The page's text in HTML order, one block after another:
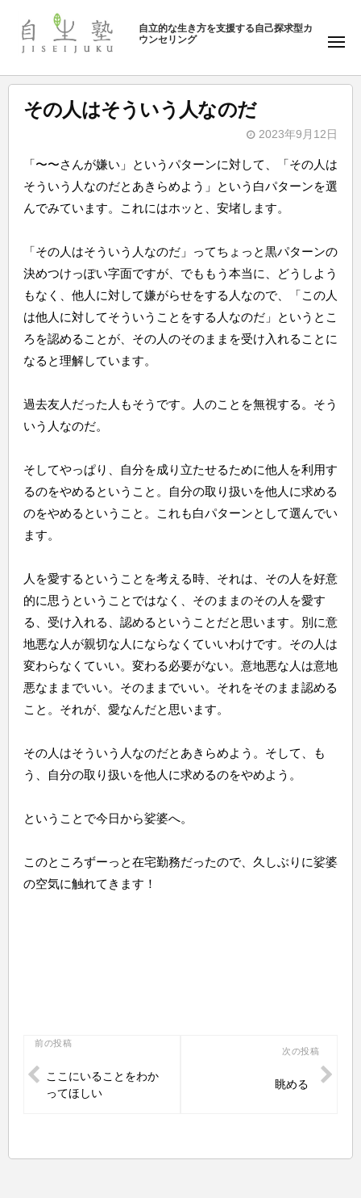
ン
自
塾
自立的な生き方を支援する自己探求型カ
ウンセリング
メ
ュ
ー
その人はそういう人なのだ
2023年9月12日
自
生
「〜〜さんが嫌い」というパターンに対して、「その人は
そういう人なのだとあきらめよう」という白パターンを選
んでみています。これにはホッと、安堵します。
「その人はそういう人なのだ」ってちょっと黒パターンの
決めつけっぽい字面ですが、でももう本当に、どうしよう
もなく、他人に対して嫌がらせをする人なので、「この人
は他人に対してそういうことをする人なのだ」というとこ
ろを認めることが、その人のそのままを受け入れることに
なると理解しています。
過去友人だった人もそうです。人のことを無視する。そう
いう人なのだ。
そしてやっぱり、自分を成り立たせるために他人を利用す
るのをやめるということ。自分の取り扱いを他人に求める
のをやめるということ。これも白パターンとして選んでい
ます。
人を愛するということを考える時、それは、その人を好意
的に思うということではなく、そのままのその人を愛す
る、受け入れる、認めるということだと思います。別に意
地悪な人が親切な人にならなくていいわけです。その人は
変わらなくていい。変わる必要がない。意地悪な人は意地
悪なままでいい。そのままでいい。それをそのまま認める
こと。それが、愛なんだと思います。
その人はそういう人なのだとあきらめよう。そして、も
う、自分の取り扱いを他人に求めるのをやめよう。
ということで今日から娑婆へ。
このところずーっと在宅勤務だったので、久しぶりに娑婆
の空気に触れてきます！
投
稿
ー
前の投稿
ここにいることをわか
ってほしい
次の投稿
眺める